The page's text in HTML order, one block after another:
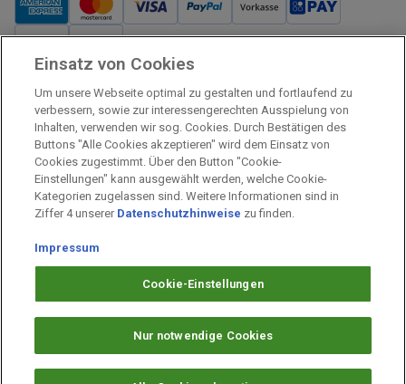
Verkauf und Versand
Kostenloser Versand:
Verkauf und Versand durch:
Verkauf Gutscheine durch:
Sicher einkaufen
Prämien Impressum
Prämien Datenschutz
Einsatz von Cookies
Um unsere Webseite optimal zu gestalten und fortlaufend zu
verbessern, sowie zur interessengerechten Ausspielung von
Inhalten, verwenden wir sog. Cookies. Durch Bestätigen des
Buttons "Alle Cookies akzeptieren" wird dem Einsatz von
Cookies zugestimmt. Über den Button "Cookie-
Einstellungen" kann ausgewählt werden, welche Cookie-
Kategorien zugelassen sind. Weitere Informationen sind in
Ziffer 4 unserer Datenschutzhinweise zu finden.
Impressum
Cookie-Einstellungen
Nur notwendige Cookies